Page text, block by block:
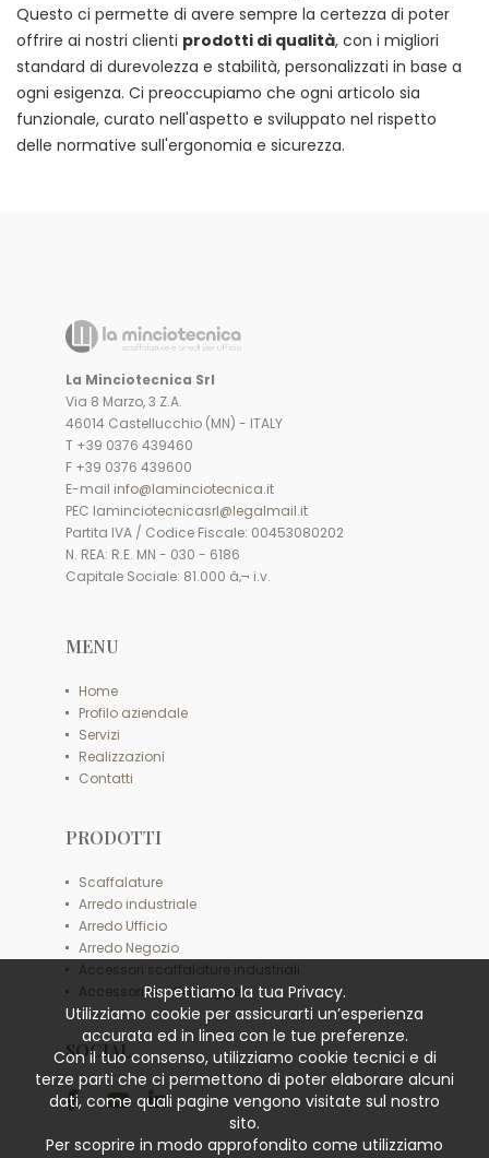
Questo ci permette di avere sempre la certezza di poter
offrire ai nostri clienti prodotti di qualità, con i migliori
standard di durevolezza e stabilità, personalizzati in base a
ogni esigenza. Ci preoccupiamo che ogni articolo sia
funzionale, curato nell'aspetto e sviluppato nel rispetto
delle normative sull'ergonomia e sicurezza.
La Minciotecnica Srl
Via 8 Marzo, 3 Z.A.
46014 Castellucchio (MN) - ITALY
T +39 0376 439460
F +39 0376 439600
E-mail info@laminciotecnica.it
PEC laminciotecnicasrl@legalmail.it
Partita IVA / Codice Fiscale: 00453080202
N. REA: R.E. MN - 030 - 6186
Capitale Sociale: 81.000 â‚¬ i.v.
MENU
Home
Profilo aziendale
Servizi
Realizzazioni
Contatti
PRODOTTI
Scaffalature
Arredo industriale
Arredo Ufficio
Arredo Negozio
Accessori scaffalature industriali
Accessori scaffali leggeri
SOCIAL
Rispettiamo la tua Privacy.
Utilizziamo cookie per assicurarti un’esperienza
accurata ed in linea con le tue preferenze.
Con il tuo consenso, utilizziamo cookie tecnici e di
terze parti che ci permettono di poter elaborare alcuni
dati, come quali pagine vengono visitate sul nostro
sito.
Per scoprire in modo approfondito come utilizziamo